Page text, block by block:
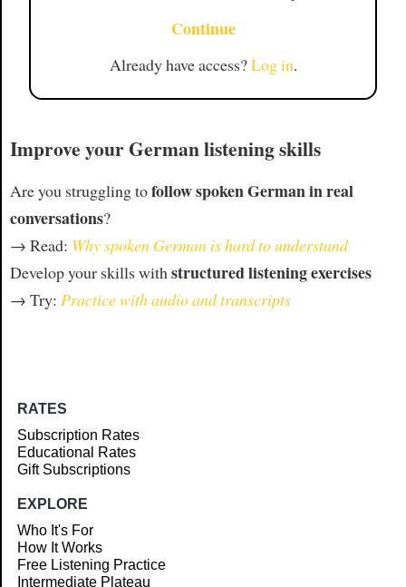
Continue
Already have access?Log in.
Improve your German listening skills
Are you struggling tofollow spoken German in real
conversations?
→ Read: Why spoken German is hard to understand
Develop your skills with structured listening exercises
→ Try: Practice with audio and transcripts
RATES
Subscription Rates
Educational Rates
Gift Subscriptions
EXPLORE
Who It's For
How It Works
Free Listening Practice
Intermediate Plateau